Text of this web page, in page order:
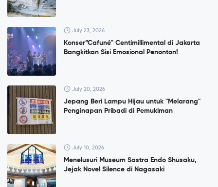
July 23, 2026
Konser”Cafuné" Centimillimental di Jakarta
Bangkitkan Sisi Emosional Penonton!
July 20, 2026
Jepang Beri Lampu Hijau untuk "Melarang"
Penginapan Pribadi di Pemukiman
July 10, 2026
Menelusuri Museum Sastra Endō Shūsaku,
Jejak Novel Silence di Nagasaki